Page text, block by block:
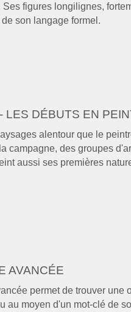
Ses figures longilignes,
son langage formel.
LES DÉBUTS EN
alentour que le
campagne, des groupes
aussi ses premières
AVANCÉE
permet de trouver
au moyen d'un mot-clé de